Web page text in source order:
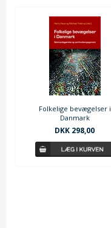
Folkelige bevægelser i
Danmark
DKK 298,00